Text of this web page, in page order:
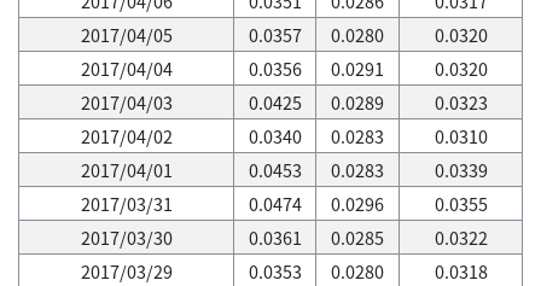
2017/04/05
0.0357 0.0280
0.0320
2017/04/04
0.0356 0.0291
0.0320
2017/04/03
0.0425 0.0289
0.0323
2017/04/02
0.0340 0.0283
0.0310
2017/04/01
0.0453 0.0283
0.0339
2017/03/31
0.0474 0.0296
0.0355
2017/03/30
0.0361 0.0285
0.0322
2017/03/29
0.0353 0.0280
0.0318